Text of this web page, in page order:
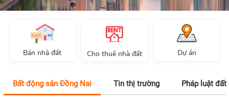
Bán nhà đất Cho thuê nhà đất Dự án
Bất động sản Đồng Nai Tin thị trường Pháp luật đất